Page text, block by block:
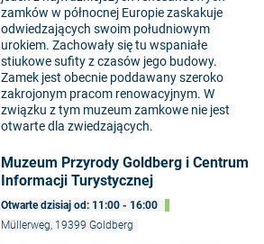
zamków w północnej Europie zaskakuje
odwiedzających swoim południowym
urokiem. Zachowały się tu wspaniałe
stiukowe sufity z czasów jego budowy.
Zamek jest obecnie poddawany szeroko
zakrojonym pracom renowacyjnym. W
związku z tym muzeum zamkowe nie jest
otwarte dla zwiedzających.
Muzeum Przyrody Goldberg i Centrum
Informacji Turystycznej
Otwarte dzisiaj od: 11:00 - 16:00
Müllerweg, 19399 Goldberg